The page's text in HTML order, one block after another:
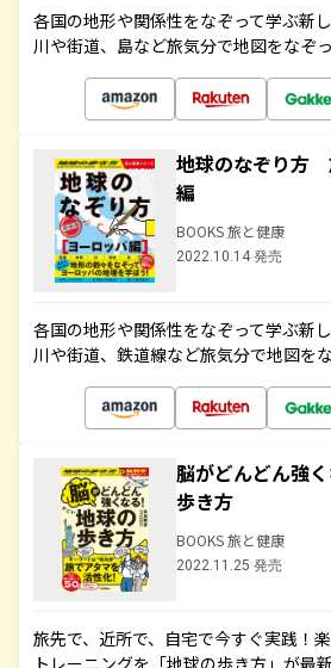
各国の地形や関係性をなぞって学ぶ新
川や街道、島など旅気分で地図をなぞ
地球のなぞり方
編
BOOKS 旅と健康
2022.10.14 発売
各国の地形や関係性をなぞって学ぶ新
川や街道、鉄道線など旅気分で地図を
脳がどんどん強
歩き方
BOOKS 旅と健康
2022.11.25 発売
旅先で、近所で、自宅で今すぐ実践！
トレーニングを「地球の歩き方」が最